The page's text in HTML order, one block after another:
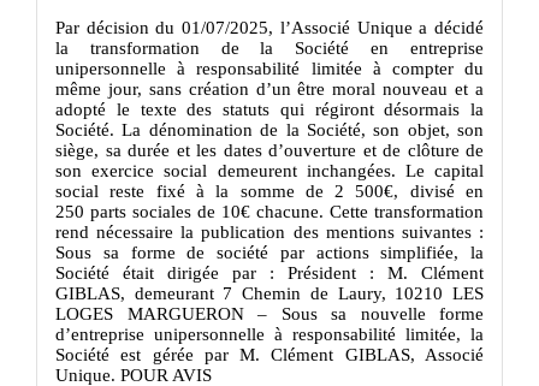
Par décision du 01/07/2025, l’Associé Unique a décidé
la transformation de la Société en entreprise
unipersonnelle à responsabilité limitée à compter du
même jour, sans création d’un être moral nouveau et a
adopté le texte des statuts qui régiront désormais la
Société. La dénomination de la Société, son objet, son
siège, sa durée et les dates d’ouverture et de clôture de
son exercice social demeurent inchangées. Le capital
social reste fixé à la somme de 2 500€, divisé en
250 parts sociales de 10€ chacune. Cette transformation
rend nécessaire la publication des mentions suivantes :
Sous sa forme de société par actions simplifiée, la
Société était dirigée par : Président : M. Clément
GIBLAS, demeurant 7 Chemin de Laury, 10210 LES
LOGES MARGUERON – Sous sa nouvelle forme
d’entreprise unipersonnelle à responsabilité limitée, la
Société est gérée par M. Clément GIBLAS, Associé
Unique. POUR AVIS